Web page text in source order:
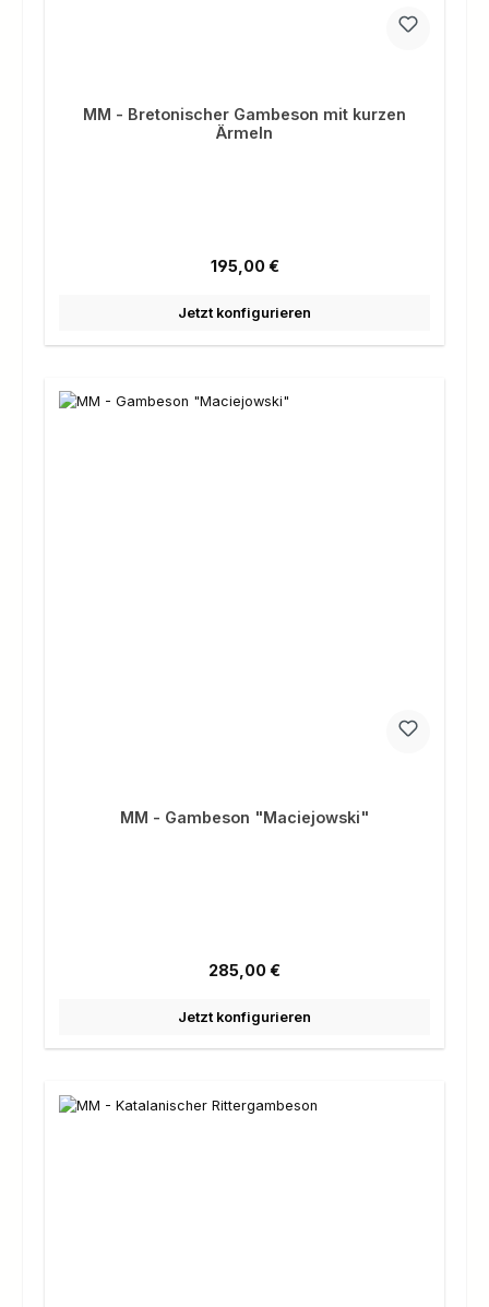
MM - Bretonischer Gambeson mit kurzen
Ärmeln
Regulärer Preis:
195,00 €
Jetzt konfigurieren
MM - Gambeson "Maciejowski"
Regulärer Preis:
285,00 €
Jetzt konfigurieren